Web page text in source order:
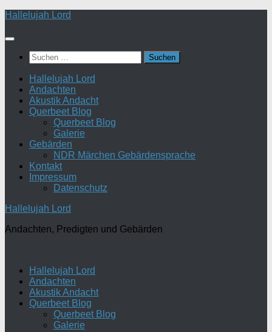
Zum
springen
Hallelujah Lord
Suchen
nach:
Hallelujah Lord
Andachten
Akustik Andacht
Querbeet Blog
Querbeet Blog
Galerie
Gebärden
NDR Märchen Gebärdensprache
Kontakt
Impressum
Datenschutz
Hallelujah Lord
Andachten, Predigten und Gebärden
Hallelujah Lord
Andachten
Akustik Andacht
Querbeet Blog
Querbeet Blog
Galerie